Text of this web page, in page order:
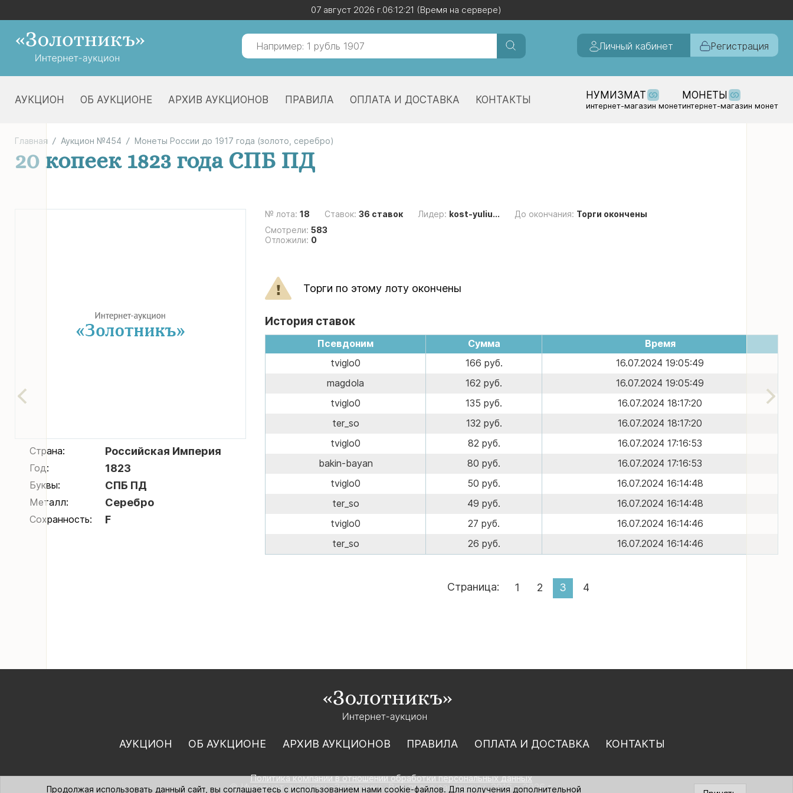
07 август 2026 г.06:12:21 (Время на сервере)
Личный кабинет Регистрация
АУКЦИОН ОБ АУКЦИОНЕ АРХИВ АУКЦИОНОВ ПРАВИЛА ОПЛАТА И ДОСТАВКА КОНТАКТЫ НУМИЗМАТ
интернет-магазин монет
МОНЕТЫ
интернет-магазин монет
07 август 2026 г.06:12:21 (Время на сервере)
Главная Аукцион №454 Монеты России до 1917 года (золото, серебро)
20 копеек 1823 года СПБ ПД
Страна: Российская Империя
Год: 1823
Буквы: СПБ ПД
Металл: Серебро
Сохранность: F
№ лота: 18 Ставок: 36 ставок Лидер: kost-yuliu... До окончания: Торги окончены
Смотрели: 583
Отложили: 0
Торги по этому лоту окончены
История ставок
Псевдоним Сумма
Время
tviglo0
166 руб.
16.07.2024 19:05:49
magdola
162 руб.
16.07.2024 19:05:49
tviglo0
135 руб.
16.07.2024 18:17:20
ter_so
132 руб.
16.07.2024 18:17:20
tviglo0
82 руб.
16.07.2024 17:16:53
bakin-bayan
80 руб.
16.07.2024 17:16:53
tviglo0
50 руб.
16.07.2024 16:14:48
ter_so
49 руб.
16.07.2024 16:14:48
tviglo0
27 руб.
16.07.2024 16:14:46
ter_so
26 руб. 16.07.2024 16:14:46
Страница: 1 2 3 4
АУКЦИОН ОБ АУКЦИОНЕ АРХИВ АУКЦИОНОВ ПРАВИЛА ОПЛАТА И ДОСТАВКА КОНТАКТЫ
Политика компании в отношении обработки персональных данных
© Интернет-аукцион «Золотник». Все права защищены. 2016 – 2026 г.
Продолжая использовать данный сайт, вы соглашаетесь с использованием нами cookie-файлов. Для получения дополнительной